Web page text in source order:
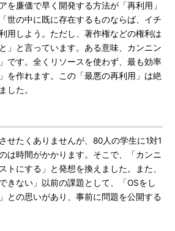
廉価で早く開発する方法が「再利用」
世の中に既に存在するものならば、イチ
用しよう。ただし、著作権などの権利は
」と言っています。ある意味、カンニン
です。全くリソースを使わず、最も効率
を作れます。この「最悪の再利用」は絶
した。
せたくありませんが、80人の学生に1対1
は時間がかかります。そこで、「カンニ
トにする」と発想を換えました。また、
きない」以前の課題として、「OSをし
との思いがあり、事前に問題を公開する